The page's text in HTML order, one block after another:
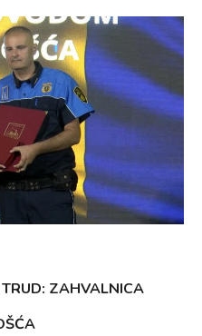
ZAHVALNICA